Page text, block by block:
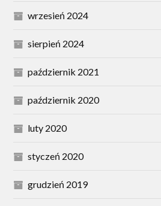
wrzesień 2024
sierpień 2024
październik 2021
październik 2020
luty 2020
styczeń 2020
grudzień 2019